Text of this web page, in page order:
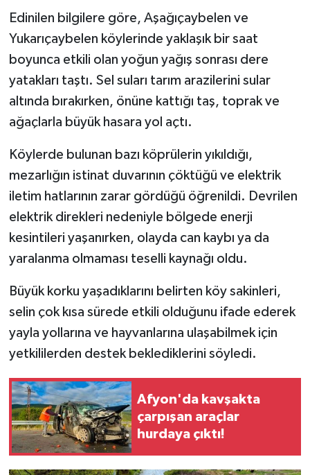
Edinilen bilgilere göre, Aşağıçaybelen ve
Yukarıçaybelen köylerinde yaklaşık bir saat
boyunca etkili olan yoğun yağış sonrası dere
yatakları taştı. Sel suları tarım arazilerini sular
altında bırakırken, önüne kattığı taş, toprak ve
ağaçlarla büyük hasara yol açtı.
Köylerde bulunan bazı köprülerin yıkıldığı,
mezarlığın istinat duvarının çöktüğü ve elektrik
iletim hatlarının zarar gördüğü öğrenildi. Devrilen
elektrik direkleri nedeniyle bölgede enerji
kesintileri yaşanırken, olayda can kaybı ya da
yaralanma olmaması teselli kaynağı oldu.
Büyük korku yaşadıklarını belirten köy sakinleri,
selin çok kısa sürede etkili olduğunu ifade ederek
yayla yollarına ve hayvanlarına ulaşabilmek için
yetkililerden destek beklediklerini söyledi.
Afyon'da kavşakta
çarpışan araçlar
hurdaya çıktı!